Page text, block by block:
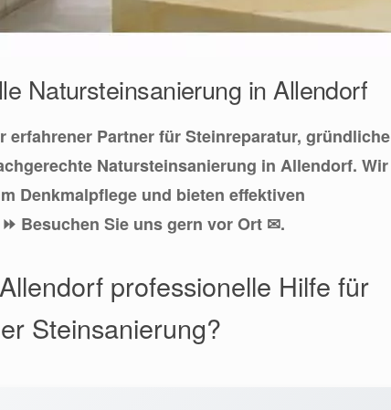
Natursteinsanierung in Allendorf
erfahrener Partner für Steinreparatur, gründliche
Natursteinsanierung in Allendorf. Wir
Denkmalpflege und bieten effektiven
Besuchen Sie uns gern vor Ort ✉.
professionelle Hilfe für
Steinsanierung?